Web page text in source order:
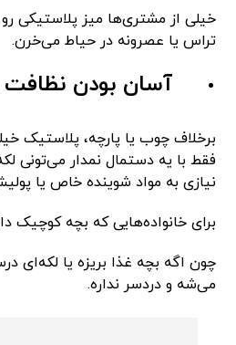
خیلی از مشتری‌ها میز پلاستیکی
تراس یا عصرونه در حیاط می‌خرن.
آسان بودن نظافت
برخلاف چوب یا پارچه، پلاستیک
فقط با یه دستمال نمدار می‌تونی
نیازی به مواد شوینده خاص یا
برای خانواده‌هایی که بچه کوچیک
چون اگه بچه غذا بریزه یا لکه‌ای
می‌شه و دردسر نداره.